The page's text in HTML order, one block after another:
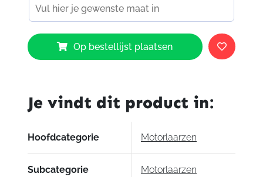
Falco
Liberty
aantal
Op bestellijst plaatsen
Je vindt dit product in:
Hoofdcategorie Motorlaarzen
Subcategorie
Motorlaarzen